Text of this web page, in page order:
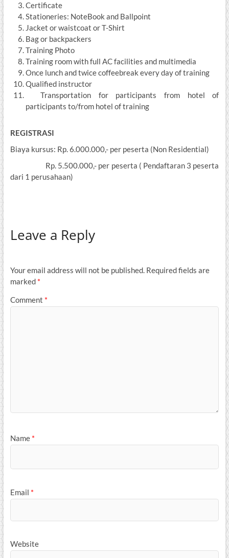
Certificate
Stationeries: NoteBook and Ballpoint
Jacket or waistcoat or T-Shirt
Bag or backpackers
Training Photo
Training room with full AC facilities and multimedia
Once lunch and twice coffeebreak every day of training
Qualified instructor
Transportation for participants from hotel of
participants to/from hotel of training
REGISTRASI
Biaya kursus: Rp. 6.000.000,- per peserta (Non Residential)
Rp. 5.500.000,- per peserta ( Pendaftaran 3 peserta
dari 1 perusahaan)
Leave a Reply
Your email address will not be published. Required fields are
marked *
Comment *
Name *
Email *
Website